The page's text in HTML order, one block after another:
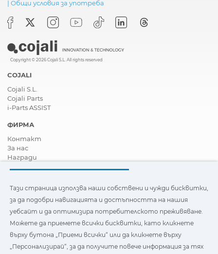
| Общи условия за употреба
Copyright © 2026 Cojali S.L. All rights reserved
COJALI
Cojali S.L.
Cojali Parts
i-Parts ASSIST
ФИРМА
Контакт
За нас
Награди
Станете дистрибутор
Новини
Видеа
FAQ - Често задавани въпроси
Тази страница използва наши собствени и бисквитки на
трети страни, за да подобри навигацията и
достъпността на нашия уебсайт и да оптимизира
Тази страница използва наши собствени и чужди бисквитки,
за да подобри навигацията и достъпността на нашия
уебсайт и да оптимизира потребителското преживяване.
Можете да приемете всички бисквитки, като кликнете
върху бутона „Приеми всички“ или да кликнете върху
„Персонализирай“, за да получите повече информация за тях